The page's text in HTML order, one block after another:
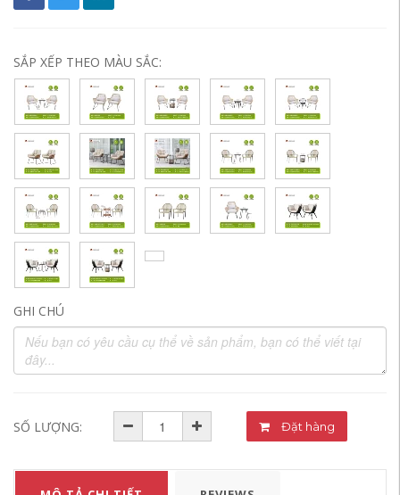
SẮP XẾP THEO MÀU SẮC:
GHI CHÚ
SỐ LƯỢNG: Đặt hàng